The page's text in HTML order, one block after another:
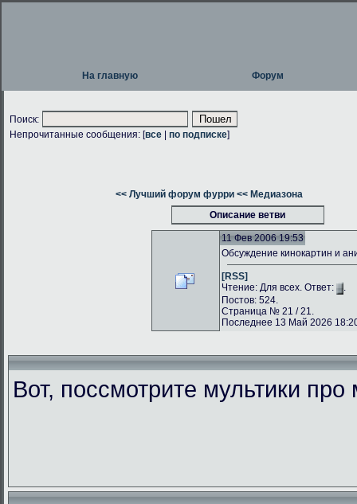
На главную Форум
Поиск:
Непрочитанные сообщения: [все по подписке]
<< Лучший форум фурри << Медиазона
Описание ветви
11 Фев 2006 19:53
Обсуждение кинокартин и
[RSS]
Чтение: Для всех. Ответ:
.
Постов: 524.
Страница № 21 / 21.
Последнее 13 Май 2026
Вот, поссмотрите мультики